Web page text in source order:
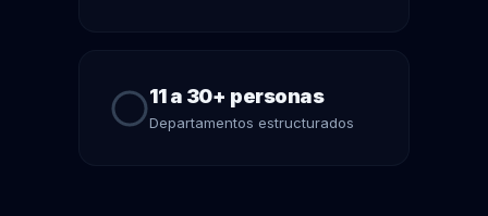
11 a 30+ personas
Departamentos estructurados